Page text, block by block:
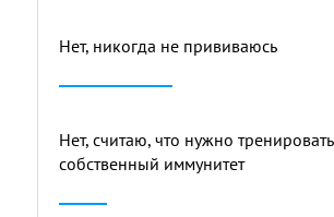
Нет, никогда не прививаюсь
Нет, считаю, что нужно тренировать
собственный иммунитет